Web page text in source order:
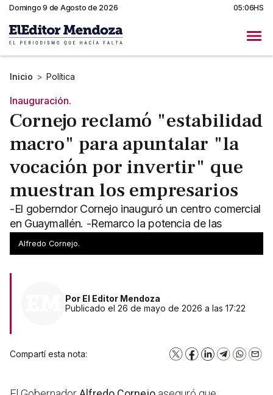
Domingo 9 de Agosto de 2026 05:06HS
Inicio > Política
Inauguración.
Cornejo reclamó "estabilidad
macro" para apuntalar "la
vocación por invertir" que
muestran los empresarios
-El goberndor Cornejo inauguró un centro comercial
en Guaymallén. -Remarco la potencia de las
inversiones en marcha, "a pesar del contexto".
Alfredo Cornejo.
Por El Editor Mendoza
Publicado el 26 de mayo de 2026 a las 17:22
Compartí esta nota: X Facebook
LinkedInTelegram